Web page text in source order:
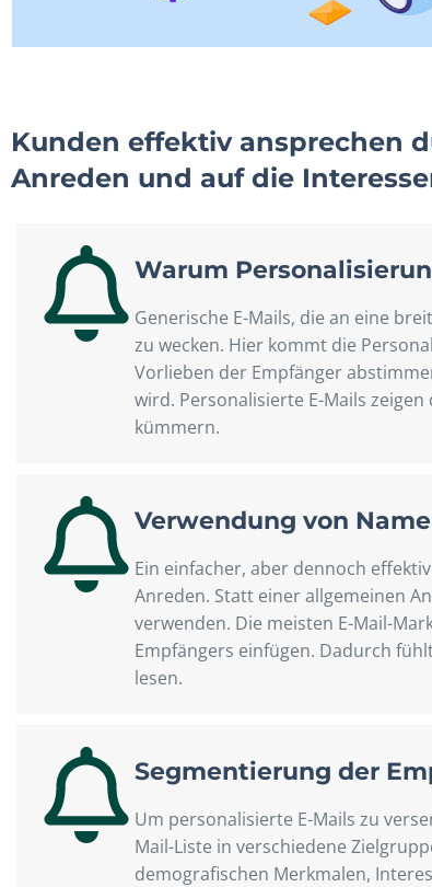
Kunden effektiv ansprechen
Anreden und auf die
Warum
Generische E-Mails, die an eine
zu wecken. Hier kommt die
Vorlieben der Empfänger
wird. Personalisierte E-Mails
kümmern.
Verwendung von
Ein einfacher, aber dennoch
Anreden. Statt einer allgemeinen
verwenden. Die meisten E-Mail-
Empfängers einfügen. Dadurch
lesen.
Segmentierung der
Um personalisierte E-Mails zu
Mail-Liste in verschiedene
demografischen Merkmalen,